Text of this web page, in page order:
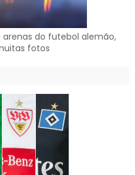
arenas do futebol alemão,
fotos